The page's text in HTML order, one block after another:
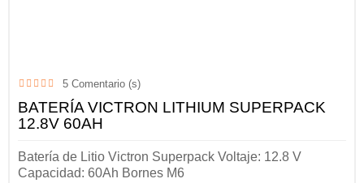
5 Comentario (s)
BATERÍA VICTRON LITHIUM SUPERPACK
12.8V 60AH
Batería de Litio Victron Superpack Voltaje: 12.8 V
Capacidad: 60Ah Bornes M6